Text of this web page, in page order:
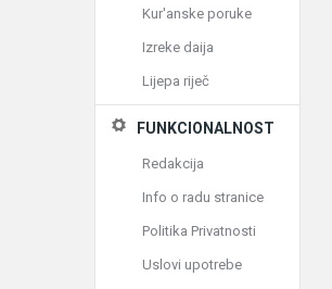
Kur'anske poruke
Izreke daija
Lijepa riječ
FUNKCIONALNOST
Redakcija
Info o radu stranice
Politika Privatnosti
Uslovi upotrebe